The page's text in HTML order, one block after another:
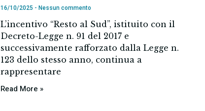
16/10/2025 Nessun commento
L’incentivo “Resto al Sud”, istituito con il
Decreto-Legge n. 91 del 2017 e
successivamente rafforzato dalla Legge n.
123 dello stesso anno, continua a
rappresentare
Read More »